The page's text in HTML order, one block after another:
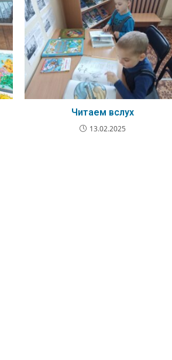
Читаем вслух
13.02.2025